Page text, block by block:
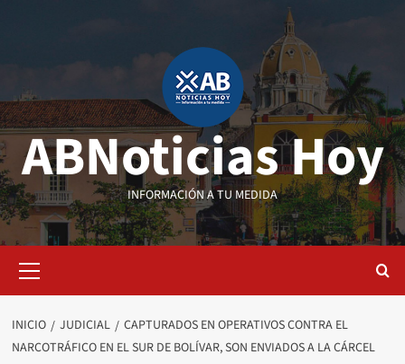
ABNoticias Hoy
INFORMACIÓN A TU MEDIDA
primario
INICIO JUDICIAL
CAPTURADOS EN OPERATIVOS CONTRA EL
NARCOTRÁFICO EN EL SUR DE BOLÍVAR, SON ENVIADOS A LA CÁRCEL